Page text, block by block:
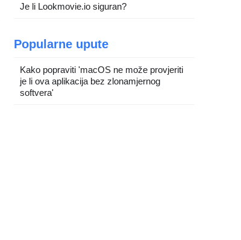
Je li Lookmovie.io siguran?
Popularne upute
Kako popraviti 'macOS ne može provjeriti
je li ova aplikacija bez zlonamjernog
softvera'